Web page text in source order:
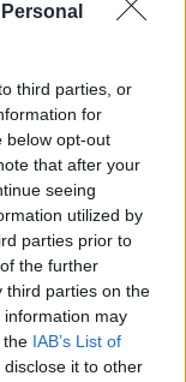
third parties, or
for
below opt-out
that after your
seeing
utilized by
parties prior to
the further
third parties on the
information may
the IAB’s List of
it to other
BE A
az új kerékpárút
Szólj hozzá!